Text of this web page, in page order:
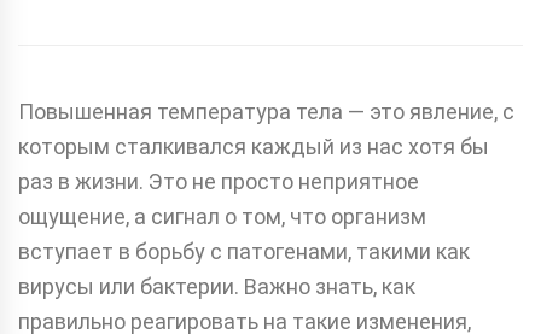
Повышенная температура тела — это явление, с
которым сталкивался каждый из нас хотя бы
раз в жизни. Это не просто неприятное
ощущение, а сигнал о том, что организм
вступает в борьбу с патогенами, такими как
вирусы или бактерии. Важно знать, как
правильно реагировать на такие изменения,